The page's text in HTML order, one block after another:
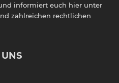
informiert euch hier unter
zahlreichen rechtlichen